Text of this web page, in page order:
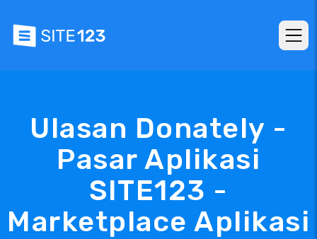
Ulasan Donately -
Pasar Aplikasi
SITE123 -
Marketplace Aplikasi